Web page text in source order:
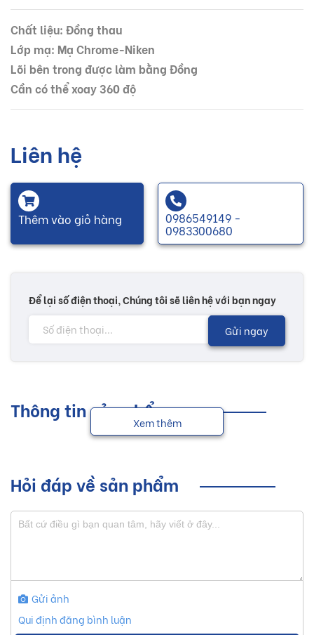
Chất liệu: Đồng thau
Lớp mạ: Mạ Chrome-Niken
Lõi bên trong được làm bằng Đồng
Cần có thể xoay 360 độ
Liên hệ
Thêm vào giỏ hàng 0986549149 -
0983300680
Để lại số điện thoại, Chúng tôi sẽ liên hệ với bạn ngay
Gửi ngay
Thông tin sản phẩm
Xem thêm
Hỏi đáp về sản phẩm
Gửi ảnh
Qui định đăng bình luận